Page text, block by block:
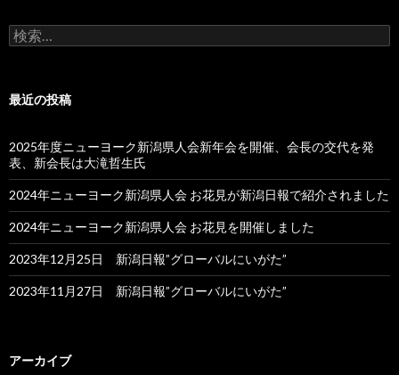
検
索:
最近の投稿
2025年度ニューヨーク新潟県人会新年会を開催、会長の交代を発
表、新会長は大滝哲生氏
2024年ニューヨーク新潟県人会 お花見が新潟日報で紹介されました
2024年ニューヨーク新潟県人会 お花見を開催しました
2023年12月25日 新潟日報”グローバルにいがた”
2023年11月27日 新潟日報”グローバルにいがた”
アーカイブ